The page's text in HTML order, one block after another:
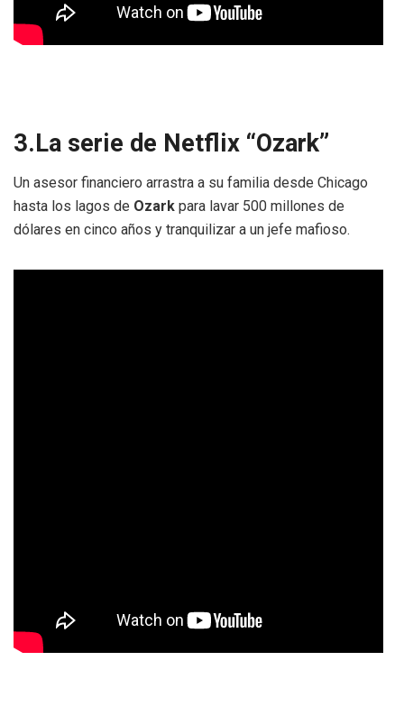
3.La serie de Netflix “Ozark”
Un asesor financiero arrastra a su familia desde Chicago
hasta los lagos de Ozark para lavar 500 millones de
dólares en cinco años y tranquilizar a un jefe mafioso.